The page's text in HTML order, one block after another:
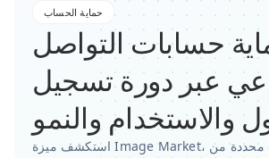
حماية الحساب
حسابات التواصل
عبر دورة تسجيل
والاستخدام والنمو
استكشف ميزة Image Market، واستخدم إصدارات محددة من